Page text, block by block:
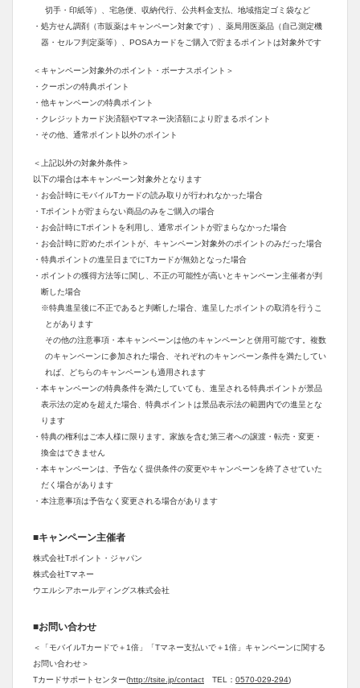
切手・印紙等）、宅急便、収納代行、公共料金支払、地域指定ゴミ袋など
・処方せん調剤（市販薬はキャンペーン対象です）、薬局用医薬品（自己測定機
器・セルフ判定薬等）、POSAカードをご購入で貯まるポイントは対象外です
＜キャンペーン対象外のポイント・ボーナスポイント＞
・クーポンの特典ポイント
・他キャンペーンの特典ポイント
・クレジットカード決済額やTマネー決済額により貯まるポイント
・その他、通常ポイント以外のポイント
＜上記以外の対象外条件＞
以下の場合は本キャンペーン対象外となります
・お会計時にモバイルTカードの読み取りが行われなかった場合
・Tポイントが貯まらない商品のみをご購入の場合
・お会計時にTポイントを利用し、通常ポイントが貯まらなかった場合
・お会計時に貯めたポイントが、キャンペーン対象外のポイントのみだった場合
・特典ポイントの進呈日までにTカードが無効となった場合
・ポイントの獲得方法等に関し、不正の可能性が高いとキャンペーン主催者が判
断した場合
※特典進呈後に不正であると判断した場合、進呈したポイントの取消を行うこ
とがあります
その他の注意事項・本キャンペーンは他のキャンペーンと併用可能です。複数
のキャンペーンに参加された場合、それぞれのキャンペーン条件を満たしてい
れば、どちらのキャンペーンも適用されます
・本キャンペーンの特典条件を満たしていても、進呈される特典ポイントが景品
表示法の定めを超えた場合、特典ポイントは景品表示法の範囲内での進呈とな
ります
・特典の権利はご本人様に限ります。家族を含む第三者への譲渡・転売・変更・
換金はできません
・本キャンペーンは、予告なく提供条件の変更やキャンペーンを終了させていた
だく場合があります
・本注意事項は予告なく変更される場合があります
■キャンペーン主催者
株式会社Tポイント・ジャパン
株式会社Tマネー
ウエルシアホールディングス株式会社
■お問い合わせ
＜「モバイルTカードで＋1倍」「Tマネー支払いで＋1倍」キャンペーンに関する
お問い合わせ＞
Tカードサポートセンター(http://tsite.jp/contact TEL： 0570-029-294)